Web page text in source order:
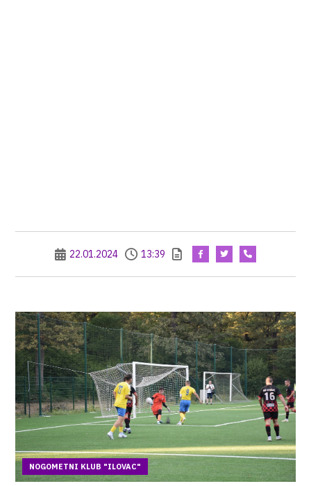
22.01.2024 13:39
NOGOMETNI KLUB "ILOVAC"